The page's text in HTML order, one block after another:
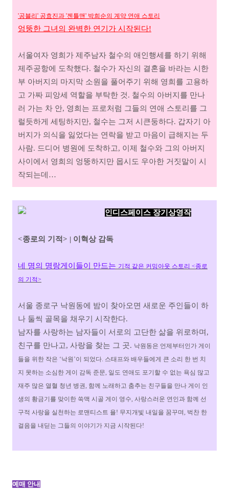
'공블리' 공효진과 '젠틀맨' 박희순의 계약 연애 스토리
엉뚱한 그녀의 완벽한 연기가 시작된다!
서울여자 영희가 제주남자 철수의 애인행세를 하기 위해
제주공항에 도착했다. 철수가 자신의 결혼을 바라는 시한
부 아버지의 마지막 소원을 풀어주기 위해 영희를 고용하
고 가짜 피앙세 역할을 부탁한 것. 철수의 아버지를 만나
러 가는 차 안, 영희는 프로처럼 그들의 연애 스토리를 그
럴듯하게 세팅하지만, 철수는 그저 시큰둥하다. 갑자기 아
버지가 의식을 잃었다는 연락을 받고 마음이 급해지는 두
사람. 드디어 병원에 도착하고, 이제 철수와 그의 아버지
사이에서 영희의 엉뚱하지만 몹시도 우아한 거짓말이 시
작되는데…
인디스페이스 장기상영작
<종로의 기적> | 이혁상 감독
네 명의 명랑게이들이 만드는 기적 같은 커밍아웃 스토리 <종로
의 기적>
서울 종로구 낙원동에 밤이 찾아오면 새로운 주인들이 하
나 둘씩 골목을 채우기 시작한다.
남자를 사랑하는 남자들이 서로의 고단한 삶을 위로하며,
친구를 만나고, 사랑을 찾는 그 곳. 낙원동은 언제부터인가 게이
들을 위한 작은 ‘낙원’이 되었다. 스태프와 배우들에게 큰 소리 한 번 치
지 못하는 소심한 게이 감독 준문, 일도 연애도 포기할 수 없는 욕심 많고
재주 많은 열혈 청년 병권, 함께 노래하고 춤추는 친구들을 만나 게이 인
생의 황금기를 맞이한 쑥맥 시골 게이 영수, 사랑스러운 연인과 함께 선
구적 사랑을 실천하는 로맨티스트 욜! 무지개빛 내일을 꿈꾸며, 벅찬 한
걸음을 내딛는 그들의 이야기가 지금 시작된다!
예매 안내